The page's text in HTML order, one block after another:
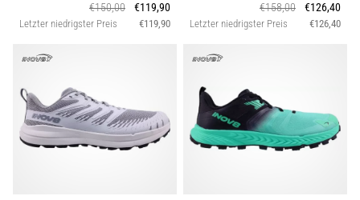
Alle
anzeigen
€150,00
€119,90
Letzter niedrigster Preis €119,90
€158,00
€126,40
Letzter niedrigster Preis €126,40